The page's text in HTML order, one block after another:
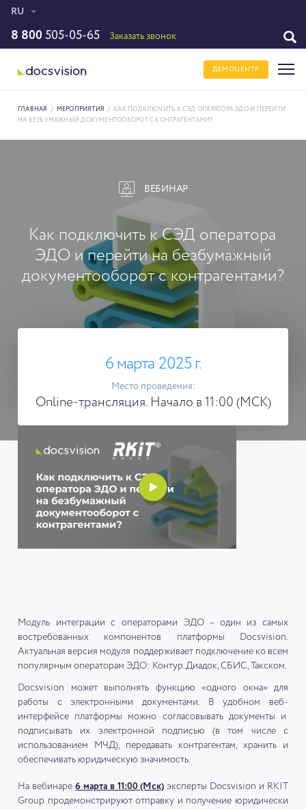
RU
8 800 505-05-65 Заказать звонок
ДЕМОЦЕНТР
ГЛАВНАЯ / МЕРОПРИЯТИЯ /
КАК ПОДКЛЮЧИТЬ К СЭД ОПЕРАТОРА ЭДО И ПЕРЕЙТИ
НА БЕЗБУМАЖНЫЙ ДОКУМЕНТООБОРОТ С КОНТРАГЕНТАМИ?
ВЕБИНАР
Как подключить к СЭД оператора
ЭДО и перейти на безбумажный
документооборот с контрагентами?
6 марта 2025 г.
Место проведения:
Online-трансляция. Начало в 11:00 (МСК)
Модуль интеграции с операторами ЭДО – один из самых
востребованных компонентов платформы Docsvision.
Актуальная версия модуля поддерживает подключение ко всем
популярным операторам ЭДО: Контур.Диадок, СБИС, Такском.
Docsvision может выполнять функцию «одного окна» для
работы с электронными документами. В удобном веб-
интерфейсе платформы можно согласовывать документы и
подписывать их электронной подписью (в том числе с
использованием МЧД), передавать контрагентам, хранить и
обеспечивать юридическую значимость.
На вебинаре 6 марта в 11:00 (Мск) эксперты Docsvision и RKIT
Group продемонстрируют отправку и получение юридически